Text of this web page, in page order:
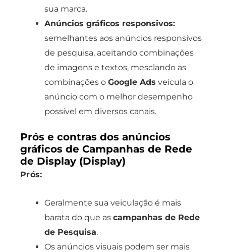
sua marca.
Anúncios gráficos responsivos:
semelhantes aos anúncios responsivos
de pesquisa, aceitando combinações
de imagens e textos, mesclando as
combinações o Google Ads veicula o
anúncio com o melhor desempenho
possível em diversos canais.
Prós e contras dos anúncios
gráficos de Campanhas de Rede
de Display (Display)
Prós:
Geralmente sua veiculação é mais
barata do que as campanhas de Rede
de Pesquisa.
Os anúncios visuais podem ser mais